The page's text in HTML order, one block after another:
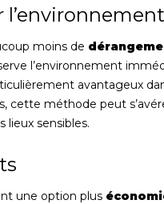
moins de
l’environnement
avantageux
cette méthode peut
lieux sensibles.
une option plus